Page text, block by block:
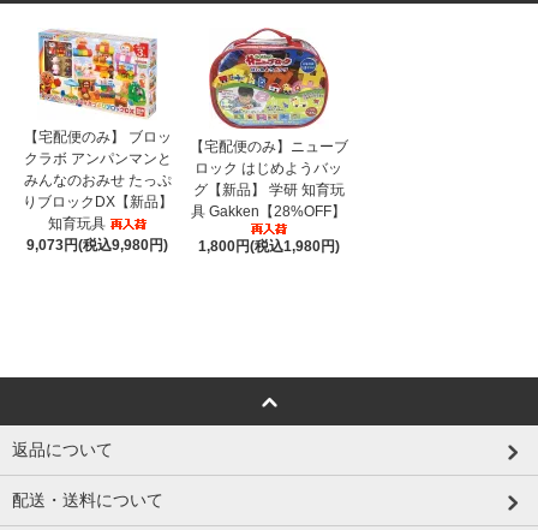
【宅配便のみ】 ブロッ
クラボ アンパンマンと
みんなのおみせ たっぷ
りブロックDX【新品】
知育玩具
9,073円(税込9,980円)
【宅配便のみ】ニューブ
ロック はじめようバッ
グ【新品】 学研 知育玩
具 Gakken【28%OFF】
1,800円(税込1,980円)
返品について
配送・送料について